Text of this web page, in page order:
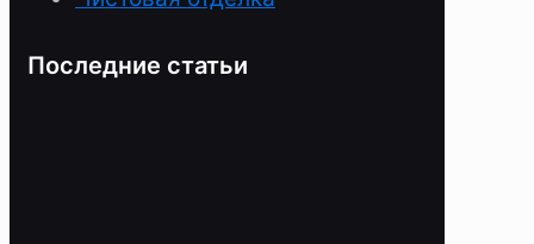
Последние статьи